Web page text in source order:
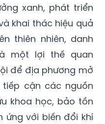
xanh, phát triển
khai thác hiệu quả
thiên nhiên, danh
một lợi thế quan
để địa phương mở
cận các nguồn
khoa học, bảo tồn
ứng với biến đổi khí